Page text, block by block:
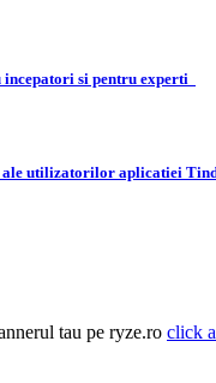
si pentru experti
ale utilizatorilor aplicatiei
tau pe ryze.ro click